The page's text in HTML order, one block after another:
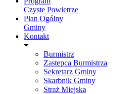
Czyste Powietrze
Plan Ogólny
Gminy
Kontakt
Burmistrz
Zastępca Burmistrza
Sekretarz Gminy
Skarbnik Gminy
Straż Miejska